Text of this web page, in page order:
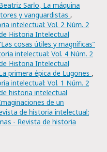
Sarlo, La máquina
y vanguardistas ,
intelectual: Vol. 2 Núm. 2
Historia Intelectual
cosas útiles y magníficas”
intelectual: Vol. 4 Núm. 2
Historia Intelectual
primera épica de Lugones ,
intelectual: Vol. 1 Núm. 2
historia intelectual
de un
de historia intelectual:
- Revista de historia